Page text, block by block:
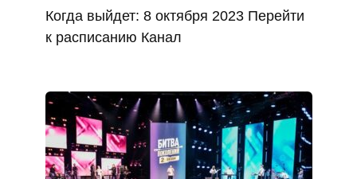
Когда выйдет: 8 октября 2023 Перейти
к расписанию Канал